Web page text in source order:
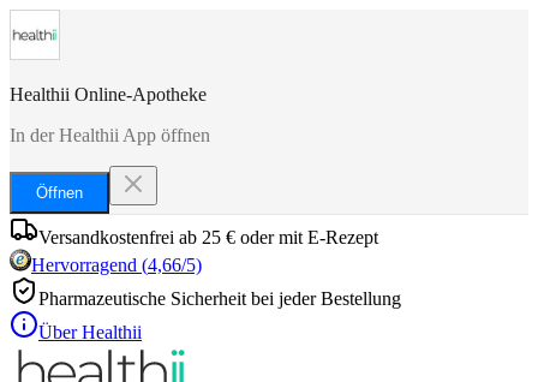
Healthii Online-Apotheke
In der Healthii App öffnen
Öffnen
Versandkostenfrei ab 25 € oder mit E-Rezept
Hervorragend (4,66/5)
Pharmazeutische Sicherheit bei jeder Bestellung
Über Healthii